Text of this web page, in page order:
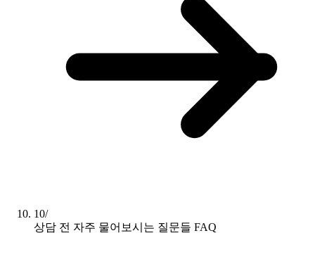
10/
상담 전 자주 물어보시는 질문들 FAQ